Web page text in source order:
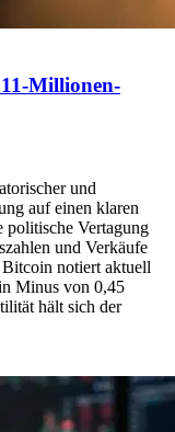
Millionen-
und
auf einen klaren
politische Vertagung
und Verkäufe
notiert aktuell
Minus von 0,45
hält sich der